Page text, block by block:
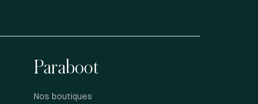
Paraboot
Nos boutiques